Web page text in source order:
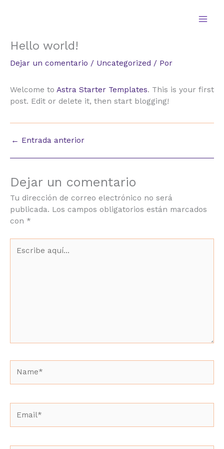
Hello world!
Dejar un comentario / Uncategorized / Por
Welcome to Astra Starter Templates. This is your first
post. Edit or delete it, then start blogging!
← Entrada anterior
Dejar un comentario
Tu dirección de correo electrónico no será
publicada. Los campos obligatorios están marcados
con *
aquí...